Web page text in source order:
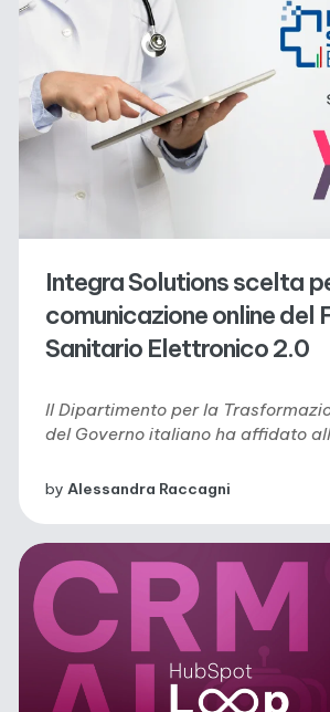
Integra Solutions scelta
comunicazione online del
Sanitario Elettronico 2.0
ll Dipartimento per la
del Governo italiano ha affidato
by Alessandra Raccagni